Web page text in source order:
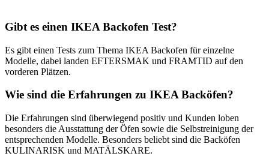
Gibt es einen IKEA Backofen Test?
Es gibt einen Tests zum Thema IKEA Backofen für einzelne
Modelle, dabei landen EFTERSMAK und FRAMTID auf den
vorderen Plätzen.
Wie sind die Erfahrungen zu IKEA Backöfen?
Die Erfahrungen sind überwiegend positiv und Kunden loben
besonders die Ausstattung der Öfen sowie die Selbstreinigung der
entsprechenden Modelle. Besonders beliebt sind die Backöfen
KULINARISK und MATÄLSKARE.